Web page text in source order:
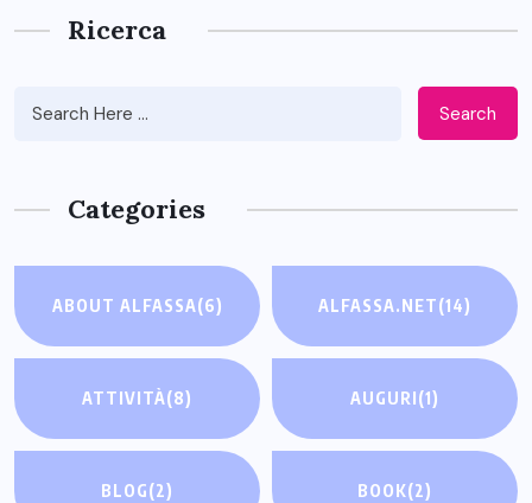
Ricerca
Search
Categories
ABOUT ALFASSA(6) ALFASSA.NET(14)
ATTIVITÀ(8) AUGURI(1)
BLOG(2) BOOK(2)